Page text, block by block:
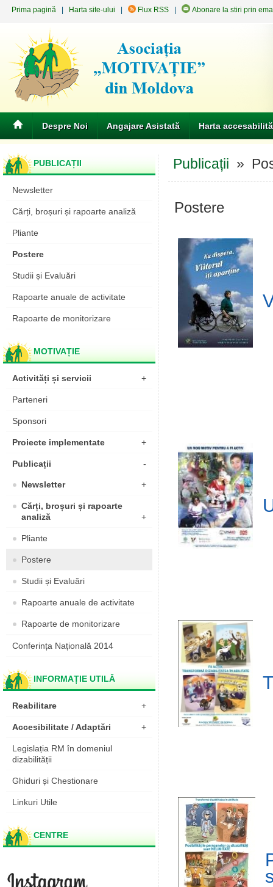
Prima pagină Harta site-ului Flux RSS Abonare la stiri prin
Despre Noi Angajare Asistată Harta
PUBLICAȚII
Newsletter
Cărți, broșuri și rapoarte analiză
Pliante
Postere
Studii și Evaluări
Rapoarte anuale de activitate
Rapoarte de monitorizare
MOTIVAȚIE
Activități și servicii +
Parteneri
Sponsori
Proiecte implementate +
Publicații -
Newsletter +
Cărți, broșuri și rapoarte
analiză
+
Pliante
Postere
Studii și Evaluări
Rapoarte anuale de activitate
Rapoarte de monitorizare
Conferința Națională 2014
INFORMAȚIE UTILĂ
Reabilitare +
Accesibilitate / Adaptări +
Legislația RM în domeniul
dizabilității
Ghiduri și Chestionare
Linkuri Utile
CENTRE
Publicații »
Postere